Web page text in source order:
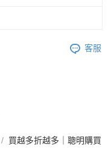
客服
買越多折越多｜聰明購買